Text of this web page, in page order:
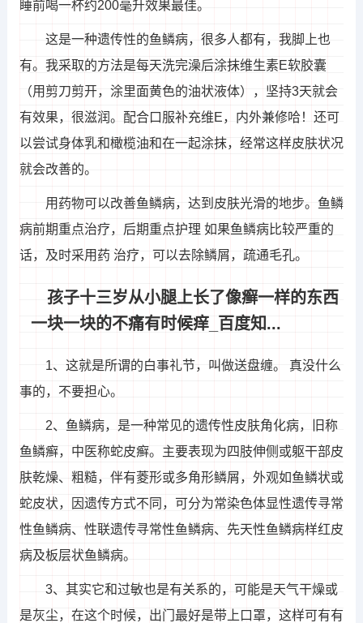
睡前喝一杯约200毫升效果最佳。
这是一种遗传性的鱼鳞病，很多人都有，我脚上也
有。我采取的方法是每天洗完澡后涂抹维生素E软胶囊
（用剪刀剪开，涂里面黄色的油状液体），坚持3天就会
有效果，很滋润。配合口服补充维E，内外兼修哈！还可
以尝试身体乳和橄榄油和在一起涂抹，经常这样皮肤状况
就会改善的。
用药物可以改善鱼鳞病，达到皮肤光滑的地步。鱼鳞
病前期重点治疗，后期重点护理 如果鱼鳞病比较严重的
话，及时采用药 治疗，可以去除鳞屑，疏通毛孔。
孩子十三岁从小腿上长了像癣一样的东西
一块一块的不痛有时候痒_百度知...
1、这就是所谓的白事礼节，叫做送盘缠。 真没什么
事的，不要担心。
2、鱼鳞病，是一种常见的遗传性皮肤角化病，旧称
鱼鳞癣，中医称蛇皮癣。主要表现为四肢伸侧或躯干部皮
肤乾燥、粗糙，伴有菱形或多角形鳞屑，外观如鱼鳞状或
蛇皮状，因遗传方式不同，可分为常染色体显性遗传寻常
性鱼鳞病、性联遗传寻常性鱼鳞病、先天性鱼鳞病样红皮
病及板层状鱼鳞病。
3、其实它和过敏也是有关系的，可能是天气干燥或
是灰尘，在这个时候，出门最好是带上口罩，这样可有有